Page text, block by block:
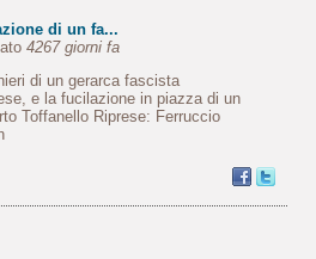
di un fa...
4267 giorni fa
di un gerarca fascista
e la fucilazione in piazza di un
Toffanello Riprese: Ferruccio